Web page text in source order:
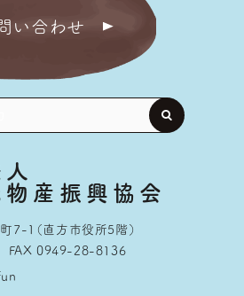
産振興協会
7-1（直方市役所5階）
FAX 0949-28-8136
い合わせ